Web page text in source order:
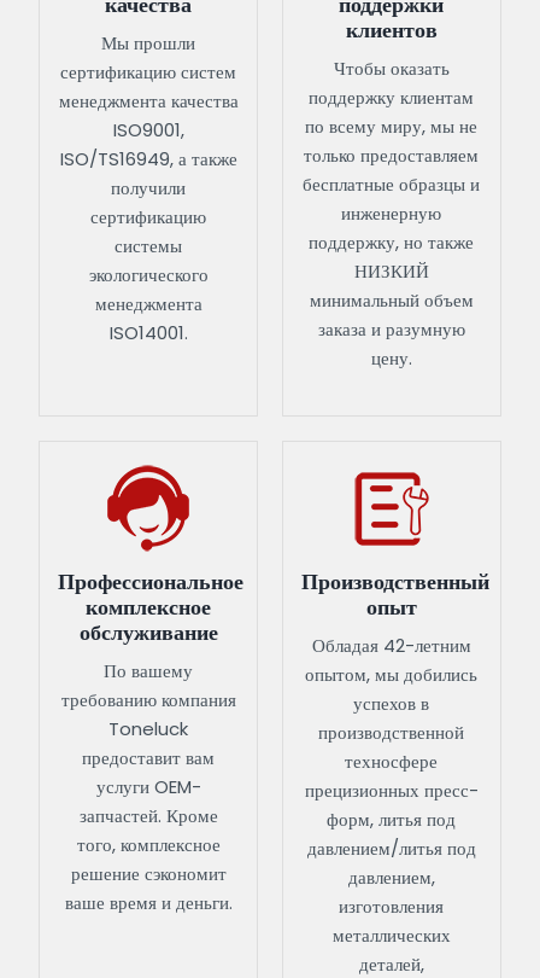
Мы прошли
сертификацию систем
менеджмента качества
ISO9001,
ISO/TS16949, а также
получили
сертификацию
системы
экологического
менеджмента
ISO14001.
клиентов
Чтобы оказать
поддержку клиентам
по всему миру, мы не
только предоставляем
бесплатные образцы и
инженерную
поддержку, но также
НИЗКИЙ
минимальный объем
заказа и разумную
цену.
Профессиональное
комплексное
обслуживание
По вашему
требованию компания
Toneluck
предоставит вам
услуги OEM-
запчастей. Кроме
того, комплексное
решение сэкономит
ваше время и деньги.
Производственный
опыт
Обладая 42-летним
опытом, мы добились
успехов в
производственной
техносфере
прецизионных пресс-
форм, литья под
давлением/литья под
давлением,
изготовления
металлических
деталей,